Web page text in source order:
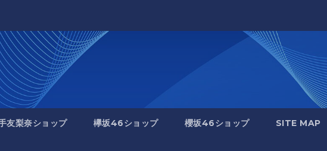
友梨奈ショップ 欅坂46ショップ 櫻坂46ショップ SITE MAP